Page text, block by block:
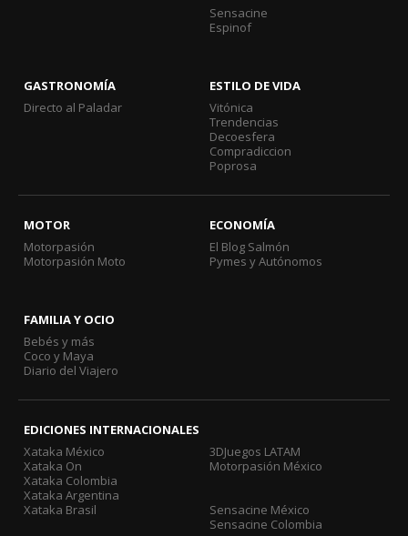
Sensacine
Espinof
GASTRONOMÍA
Directo al Paladar
ESTILO DE VIDA
Vitónica
Trendencias
Decoesfera
Compradiccion
Poprosa
MOTOR
Motorpasión
Motorpasión Moto
ECONOMÍA
El Blog Salmón
Pymes y Autónomos
FAMILIA Y OCIO
Bebés y más
Coco y Maya
Diario del Viajero
EDICIONES INTERNACIONALES
Xataka México
Xataka On
Xataka Colombia
Xataka Argentina
Xataka Brasil
3DJuegos LATAM
Motorpasión México
Sensacine México
Sensacine Colombia